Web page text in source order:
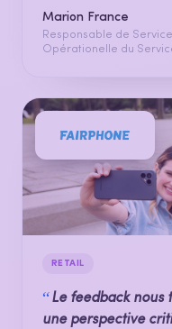
Marion France
Responsable de
Opérationelle du
RETAIL
“Le feedback nous
une perspective